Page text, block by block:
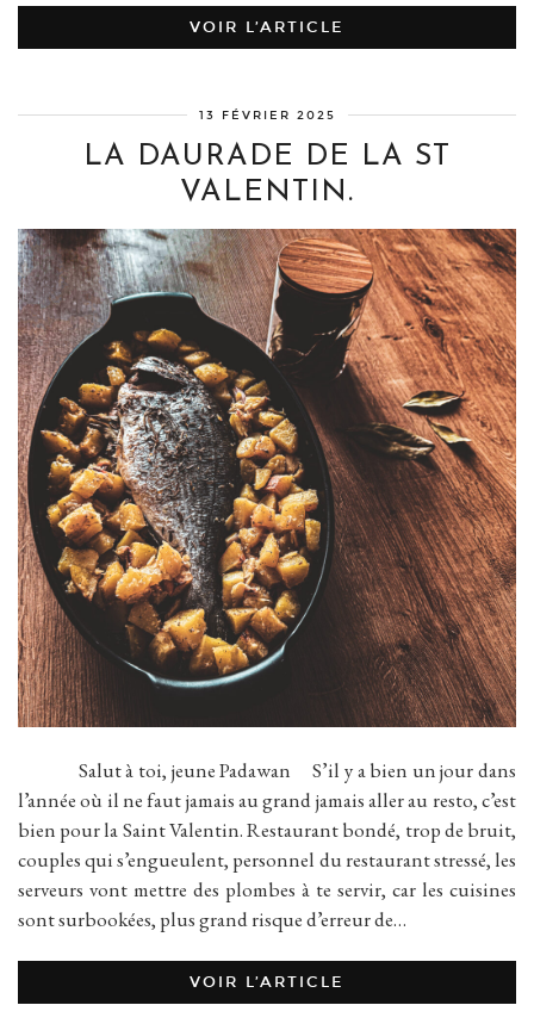
VOIR L’ARTICLE
13 FÉVRIER 2025
LA DAURADE DE LA ST
VALENTIN.
Salut à toi, jeune Padawan S’il y a bien un jour dans
l’année où il ne faut jamais au grand jamais aller au resto, c’est
bien pour la Saint Valentin. Restaurant bondé, trop de bruit,
couples qui s’engueulent, personnel du restaurant stressé, les
serveurs vont mettre des plombes à te servir, car les cuisines
sont surbookées, plus grand risque d’erreur de…
VOIR L’ARTICLE